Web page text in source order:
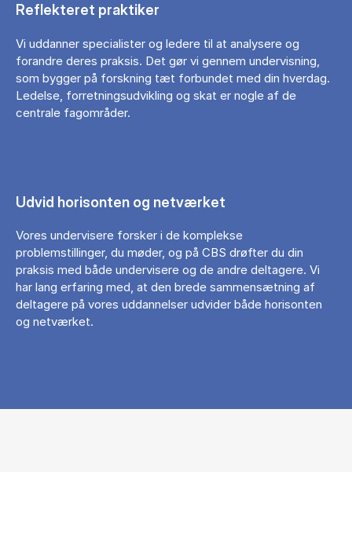
Reflekteret praktiker
Vi uddanner specialister og ledere til at analysere og
forandre deres praksis. Det gør vi gennem undervisning,
som bygger på forskning tæt forbundet med din hverdag.
Ledelse, forretningsudvikling og skat er nogle af de
centrale fagområder.
Udvid horisonten og netværket
Vores undervisere forsker i de komplekse
problemstillinger, du møder, og på CBS drøfter du din
praksis med både undervisere og de andre deltagere. Vi
har lang erfaring med, at den brede sammensætning af
deltagere på vores uddannelser udvider både horisonten
og netværket.